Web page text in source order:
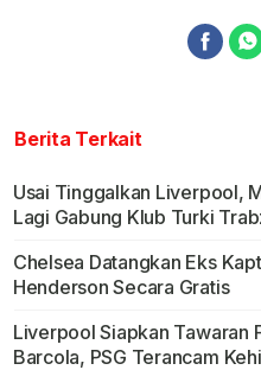
Berita Terkait
Usai Tinggalkan Liverpool,
Lagi Gabung Klub Turki
Chelsea Datangkan Eks
Henderson Secara Gratis
Liverpool Siapkan Tawaran
Barcola, PSG Terancam